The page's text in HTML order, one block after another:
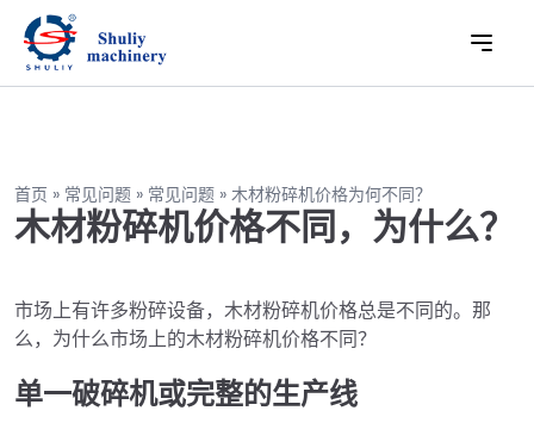
首页 » 常见问题 » 常见问题 » 木材粉碎机价格为何不同？
木材粉碎机价格不同，为什么？
市场上有许多粉碎设备，木材粉碎机价格总是不同的。那
么，为什么市场上的木材粉碎机价格不同？
单一破碎机或完整的生产线